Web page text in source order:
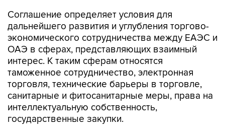
Соглашение определяет условия для
дальнейшего развития и углубления торгово-
экономического сотрудничества между ЕАЭС и
ОАЭ в сферах, представляющих взаимный
интерес. К таким сферам относятся
таможенное сотрудничество, электронная
торговля, технические барьеры в торговле,
санитарные и фитосанитарные меры, права на
интеллектуальную собственность,
государственные закупки.